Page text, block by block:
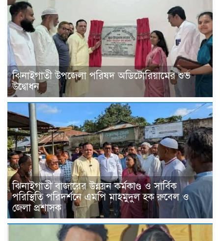
ঝিনাইগাতী উপজেলা পরিষদ অডিটোরিয়ামের শুভ
উদ্বোধন
ঝিনাইগাতী বাজারের উন্নয়ন কর্মকাণ্ড ও সার্বিক
পরিস্থিতি পরিদর্শনে এমপি মাহমুদুল হক রুবেল ও
জেলা প্রশাসক